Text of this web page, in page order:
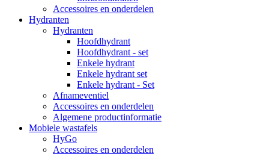
Accessoires en onderdelen
Hydranten
Hydranten
Hoofdhydrant
Hoofdhydrant - set
Enkele hydrant
Enkele hydrant set
Enkele hydrant - Set
Afnameventiel
Accessoires en onderdelen
Algemene productinformatie
Mobiele wastafels
HyGo
Accessoires en onderdelen